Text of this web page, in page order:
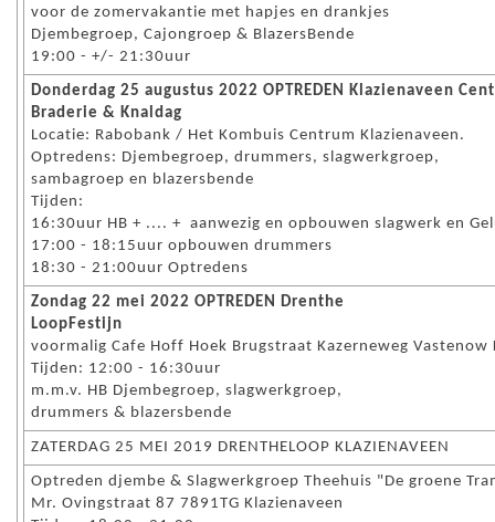
voor de zomervakantie met hapjes en drankjes
Djembegroep, Cajongroep & BlazersBende
19:00 - +/- 21:30uur
Donderdag 25 augustus 2022 OPTREDEN Klazienaveen
Braderie & Knaldag
Locatie: Rabobank / Het Kombuis Centrum Klazienaveen.
Optredens: Djembegroep, drummers, slagwerkgroep,
sambagroep en blazersbende
Tijden:
16:30uur HB + .... + aanwezig en opbouwen slagwerk en
17:00 - 18:15uur opbouwen drummers
18:30 - 21:00uur Optredens
Zondag 22 mei 2022 OPTREDEN Drenthe
LoopFestijn
voormalig Cafe Hoff Hoek Brugstraat Kazerneweg Vastenow
Tijden: 12:00 - 16:30uur
m.m.v. HB Djembegroep, slagwerkgroep,
drummers & blazersbende
ZATERDAG 25 MEI 2019 DRENTHELOOP KLAZIENAVEEN
Optreden djembe & Slagwerkgroep Theehuis "De groene
Mr. Ovingstraat 87 7891TG Klazienaveen